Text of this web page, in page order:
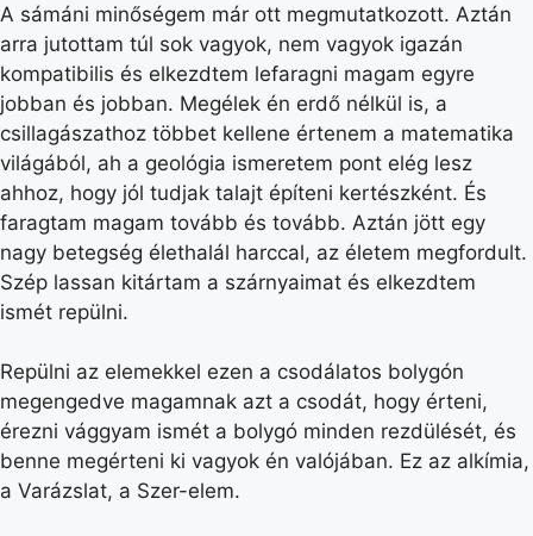
A sámáni minőségem már ott megmutatkozott. Aztán
arra jutottam túl sok vagyok, nem vagyok igazán
kompatibilis és elkezdtem lefaragni magam egyre
jobban és jobban. Megélek én erdő nélkül is, a
csillagászathoz többet kellene értenem a matematika
világából, ah a geológia ismeretem pont elég lesz
ahhoz, hogy jól tudjak talajt építeni kertészként. És
faragtam magam tovább és tovább. Aztán jött egy
nagy betegség élethalál harccal, az életem megfordult.
Szép lassan kitártam a szárnyaimat és elkezdtem
ismét repülni.
Repülni az elemekkel ezen a csodálatos bolygón
megengedve magamnak azt a csodát, hogy érteni,
érezni vággyam ismét a bolygó minden rezdülését, és
benne megérteni ki vagyok én valójában. Ez az alkímia,
a Varázslat, a Szer-elem.